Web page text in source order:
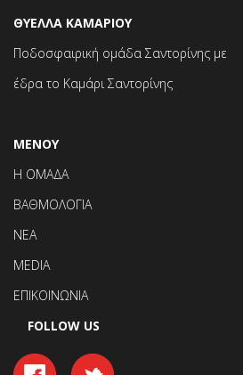
ΘΥΕΛΛΑ ΚΑΜΑΡΙΟΥ
Ποδοσφαιρική ομάδα Σαντορίνης με
έδρα το Καμάρι Σαντορίνης
ΜΕΝΟΥ
Η ΟΜΑΔΑ
ΒΑΘΜΟΛΟΓΙΑ
ΝΕΑ
MEDIA
ΕΠΙΚΟΙΝΩΝΙΑ
FOLLOW US